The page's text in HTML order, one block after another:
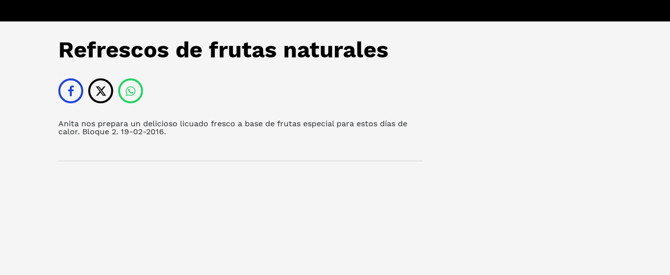
Refrescos de frutas naturales
Anita nos prepara un delicioso licuado fresco a base de frutas especial para estos días de
calor. Bloque 2. 19-02-2016.